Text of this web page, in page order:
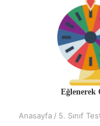
Eğlenerek
Anasayfa / 5. Sınıf